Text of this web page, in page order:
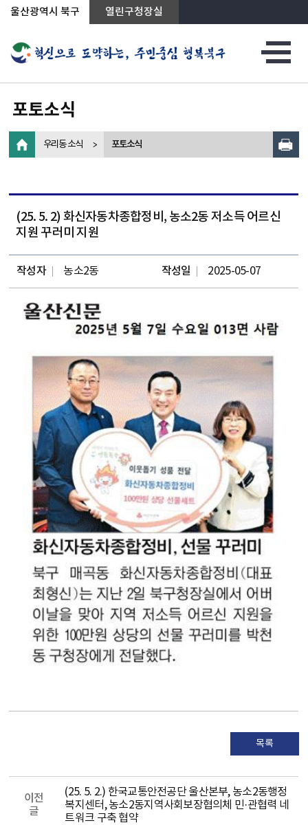
상단메뉴로 바로가기
전체메뉴로 바로가기
왼쪽메뉴로 바로가기
본문으로 바로가기
울산광역시 북구 열린구청장실
포토소식
우리동 소식 포토소식
(25. 5. 2) 화신자동차종합정비, 농소2동 저소득 어르신
지원 꾸러미 지원
작성자 농소2동 작성일 2025-05-07
목록
이전
글
(25. 5. 2.) 한국교통안전공단 울산본부, 농소2동행정
복지센터, 농소2동지역사회보장협의체 민·관협력 네
트워크 구축 협약